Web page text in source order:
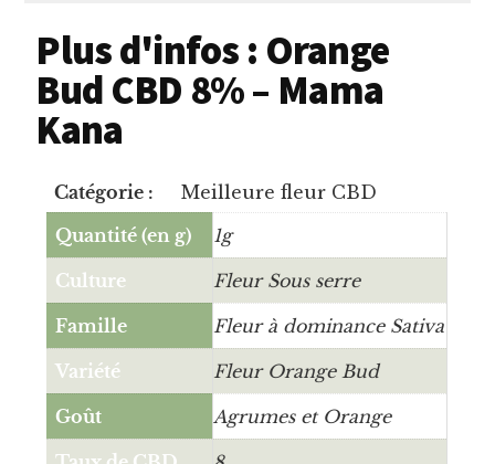
Plus d'infos : Orange
Bud CBD 8% – Mama
Kana
Catégorie :
Meilleure fleur CBD
Quantité (en g)
1g
Culture Fleur Sous serre
Famille Fleur à dominance Sativa
Variété Fleur Orange Bud
Goût Agrumes et Orange